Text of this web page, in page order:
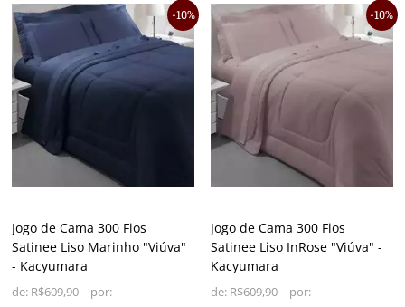
Jogo de Cama 300 Fios
Satinee Liso Marinho "Viúva"
- Kacyumara
de: R$609,90
10%
Jogo de Cama 300 Fios
Satinee Liso InRose "Viúva" -
Kacyumara
de: R$609,90
10%